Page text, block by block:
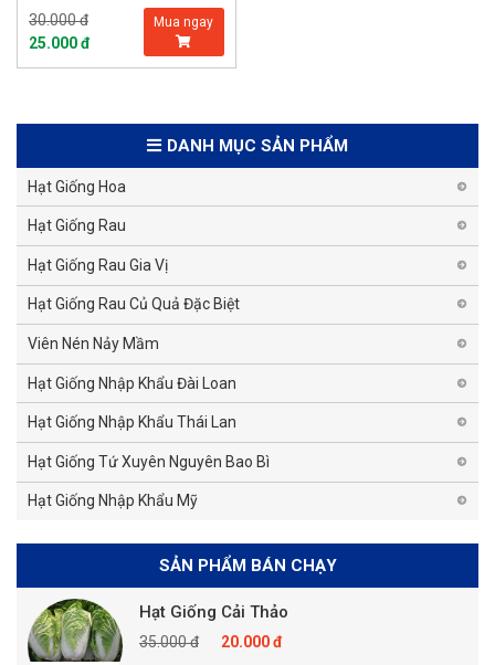
30.000 đ
25.000 đ
Mua ngay
DANH MỤC SẢN PHẨM
Hạt Giống Hoa
Hạt Giống Rau
Hạt Giống Rau Gia Vị
Hạt Giống Rau Củ Quả Đặc Biệt
Viên Nén Nảy Mầm
Hạt Giống Nhập Khẩu Đài Loan
Hạt Giống Nhập Khẩu Thái Lan
Hạt Giống Tứ Xuyên Nguyên Bao Bì
Hạt Giống Nhập Khẩu Mỹ
SẢN PHẨM BÁN CHẠY
Hạt Giống Cải Thảo
35.000 đ 20.000 đ